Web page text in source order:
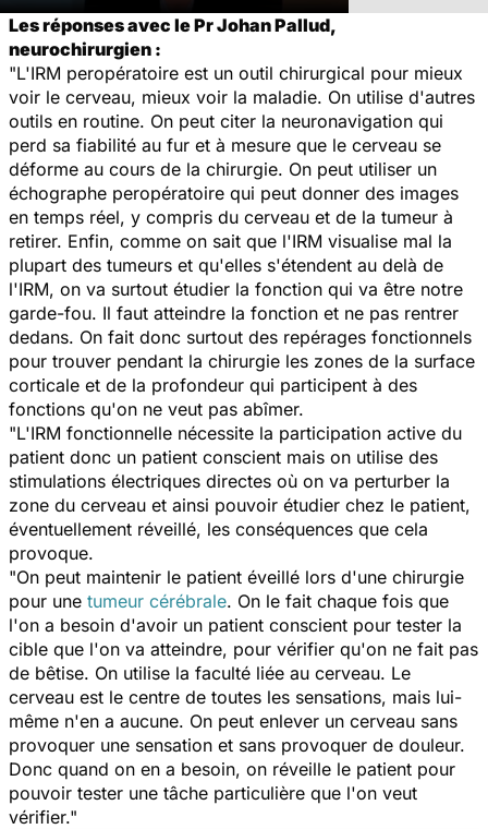
Les réponses avec le Pr Johan Pallud,
neurochirurgien :
"L'IRM peropératoire est un outil chirurgical pour mieux
voir le cerveau, mieux voir la maladie. On utilise d'autres
outils en routine. On peut citer la neuronavigation qui
perd sa fiabilité au fur et à mesure que le cerveau se
déforme au cours de la chirurgie. On peut utiliser un
échographe peropératoire qui peut donner des images
en temps réel, y compris du cerveau et de la tumeur à
retirer. Enfin, comme on sait que l'IRM visualise mal la
plupart des tumeurs et qu'elles s'étendent au delà de
l'IRM, on va surtout étudier la fonction qui va être notre
garde-fou. Il faut atteindre la fonction et ne pas rentrer
dedans. On fait donc surtout des repérages fonctionnels
pour trouver pendant la chirurgie les zones de la surface
corticale et de la profondeur qui participent à des
fonctions qu'on ne veut pas abîmer.
"L'IRM fonctionnelle nécessite la participation active du
patient donc un patient conscient mais on utilise des
stimulations électriques directes où on va perturber la
zone du cerveau et ainsi pouvoir étudier chez le patient,
éventuellement réveillé, les conséquences que cela
provoque.
"On peut maintenir le patient éveillé lors d'une chirurgie
pour une tumeur cérébrale. On le fait chaque fois que
l'on a besoin d'avoir un patient conscient pour tester la
cible que l'on va atteindre, pour vérifier qu'on ne fait pas
de bêtise. On utilise la faculté liée au cerveau. Le
cerveau est le centre de toutes les sensations, mais lui-
même n'en a aucune. On peut enlever un cerveau sans
provoquer une sensation et sans provoquer de douleur.
Donc quand on en a besoin, on réveille le patient pour
pouvoir tester une tâche particulière que l'on veut
vérifier."